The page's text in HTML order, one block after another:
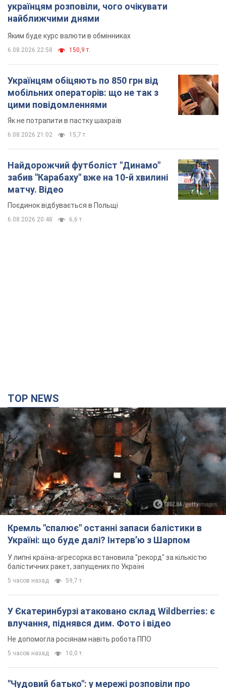
українцям розповіли, чого очікувати
найближчими днями
Яким буде курс валюти в обмінниках
6.08.2026 22:58 150,9 т.
Українцям обіцяють по 850 грн від
мобільних операторів: що не так з
цими повідомленнями
Як не потрапити в пастку шахраїв
6.08.2026 21:02 15,7 т.
Найдорожчий футболіст "Динамо"
забив "Карабаху" вже на 10-й хвилині
матчу. Відео
Поєдинок відбувається в Польщі
6.08.2026 20:48 6,6 т.
TOP NEWS
Кремль "спалює" останні запаси балістики в
Україні: що буде далі? Інтерв’ю з Шарпом
У липні країна-агресорка встановила "рекорд" за кількістю
балістичних ракет, запущених по Україні
5 часов назад 59,7 т.
У Єкатеринбурзі атаковано склад Wildberries: є
влучання, піднявся дим. Фото і відео
Не допомогла росіянам навіть робота ППО
5 часов назад 10,0 т.
"Чудовий батько": у мережі розповіли про